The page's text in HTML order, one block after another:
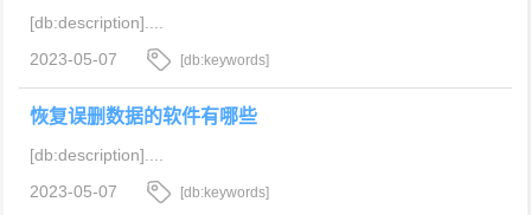
[db:description]....
2023-05-07
[db:keywords]
恢复误删数据的软件有哪些
[db:description]....
2023-05-07
[db:keywords]